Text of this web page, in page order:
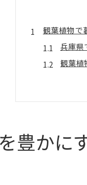
観葉植物で
兵庫県
観葉植
兵庫
おしゃれな
豊かに